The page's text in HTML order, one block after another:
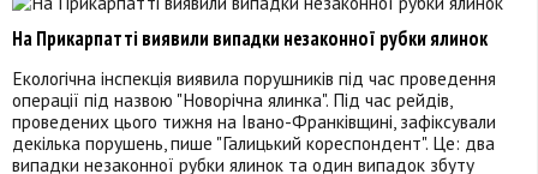
На Прикарпатті виявили випадки незаконної рубки ялинок
Екологічна інспекція виявила порушників під час проведення
операції під назвою "Новорічна ялинка". Під час рейдів,
проведених цього тижня на Івано-Франківщині, зафіксували
декілька порушень, пише "Галицький кореспондент". Це: два
випадки незаконної рубки ялинок та один випадок збуту